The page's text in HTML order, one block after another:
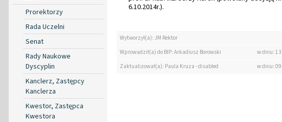
Prorektorzy
Rada Uczelni
Senat
Rady Naukowe
Dyscyplin
Kanclerz, Zastępcy
Kanclerza
Kwestor, Zastępca
Kwestora
6.10.2014r.).
Wytworzył(a): JM Rektor
Wprowadził(a) do BIP: Arkadiusz Borowski
w dniu:
Zaktualizował(a): Paula Kruza - disabled
w dniu: